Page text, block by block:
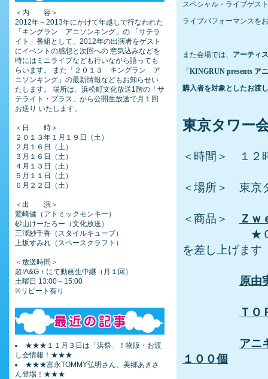
スペシャル・ライブゲス
ライブパフォーマンスを
また会場では、 アーティ
「KINGRUN presents ア
購入者を対象としたお渡
東京タワー
＜時間＞ １２
＜場所＞ 東京
＜商品＞
Ｚｗ
★ＣＤ「拡
を差し上げます
原由
ＴＯ
アニ
１００個
＜内 容＞
2012年～2013年にかけて年越しで行なわれた
「キングラン アニソンキング」の 「サテラ
イト」番組として、2012年の出演者をゲスト
にイベントの感想と次回への 意気込みなどを
時にはミニライブなども行いながら語っても
らいます。 また「２０１３ キングラン ア
ニソンキング」の最新情報などもお知らせい
たします。 場所は、浜松町文化放送1階の「サ
テライト・プラス」から公開生放送で月１回
お送り いたします。
＜日 時＞
２０１３年１月１９日（土）
２月１６日（土）
３月１６日（土）
４月１３日（土）
５月１１日（土）
６月２２日（土）
＜出 演＞
鷲崎健（アトミックモンキー）
砂山けーたろー（文化放送）
三澤紗千香（スタイルキューブ）
上坂すみれ（スペースクラフト）
＜放送時間＞
超!A&G＋にて動画生中継（月１回）
土曜日 13:00～15:00
※リピート有り
★★★１１月３日は「浜祭」！物販・お渡
し会情報！★★★
★★★富永TOMMY弘明さん、美郷あきさ
ん登場！★★★